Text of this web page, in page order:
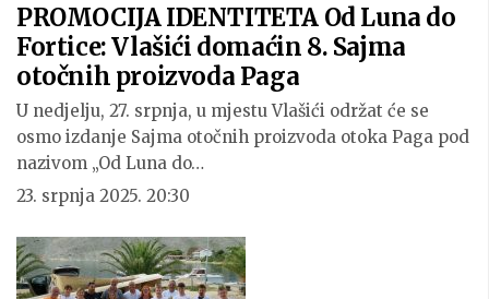
PROMOCIJA IDENTITETA Od Luna do
Fortice: Vlašići domaćin 8. Sajma
otočnih proizvoda Paga
U nedjelju, 27. srpnja, u mjestu Vlašići održat će se
osmo izdanje Sajma otočnih proizvoda otoka Paga pod
nazivom „Od Luna do…
23. srpnja 2025. 20:30